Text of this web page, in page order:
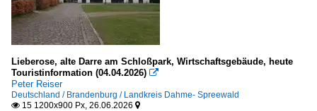
Lieberose, alte Darre am Schloßpark, Wirtschaftsgebäude, heute
Touristinformation (04.04.2026) 
Peter Reiser
Deutschland / Brandenburg / Landkreis Dahme- Spreewald
 15 1200x900 Px, 26.06.2026 